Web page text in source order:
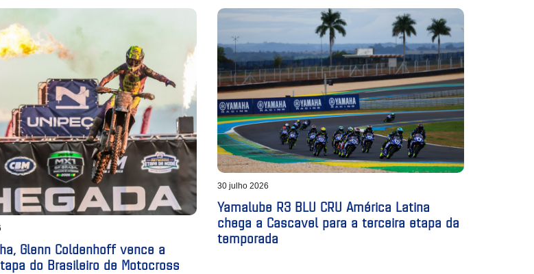
Glenn Coldenhoff vence a
do Brasileiro de Motocross
30 julho 2026
Yamalube R3 BLU CRU América Latina
chega a Cascavel para a terceira etapa da
temporada